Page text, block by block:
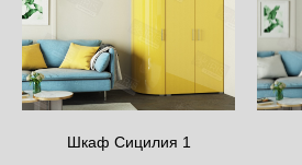
Шкаф Сицилия 1